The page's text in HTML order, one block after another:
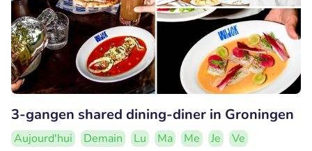
3-gangen shared dining-diner in Groningen
Aujourd'hui Demain Lu Ma Me Je
Ve